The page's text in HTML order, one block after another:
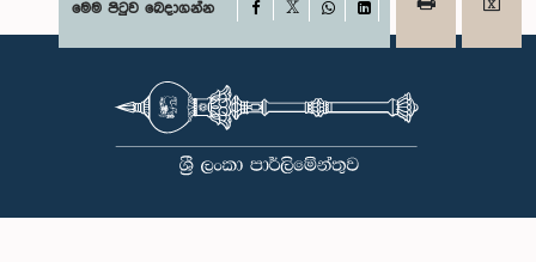
මෙම පිටුව බෙදාගන්න Facebook
WhatsAppLinkedIn